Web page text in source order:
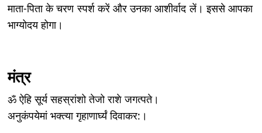
माता-पिता के चरण स्पर्श करें और उनका आशीर्वाद लें। इससे आपका
भाग्योदय होगा।
मंत्र
ॐ ऐहि सूर्य सहस्रांशो तेजो राशे जगत्पते।
अनुकंपयेमां भक्त्या गृहाणार्घ्यं दिवाकर:।